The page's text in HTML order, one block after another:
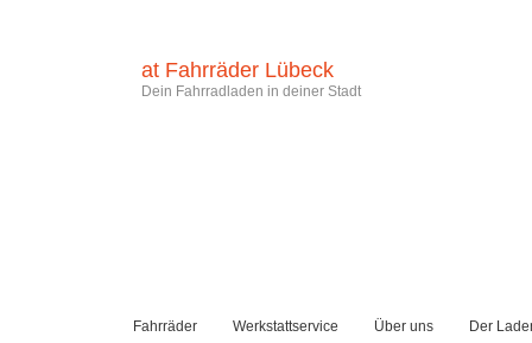
at Fahrräder Lübeck
Dein Fahrradladen in deiner Stadt
Fahrräder Werkstattservice Über uns Der